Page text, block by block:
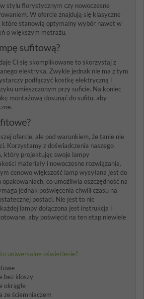
stylu florystycznym czy nowoczesne
W ofercie znajdują się klasyczne
które stanowią optymalny wybór nawet w
o większym metrażu.
sufitową?
Ci się skomplikowane to skorzystaj z
elektryka. Zwykle jednak nie ma z tym
podłączyć kostkę elektryczną i
umieszczonym przy suficie. Na koniec
montażową dosunąć do sufitu, aby
ofercie, ale pod warunkiem, że tanie nie
Korzystamy z doświadczenia naszego
który projektując swoje lampy
materiały i nowoczesne rozwiązania.
cenowo większość lamp wysyłana jest do
co umożliwia oszczędność na
jednak poświęcenia chwili czasu na
postaci. Nie jest to nic
lampy dołączona jest instrukcja i
aby poświęcić na ten etap niewiele
uniwersalne oświetlenie?
bez kloszy
okrągłe
ze ściemniaczem